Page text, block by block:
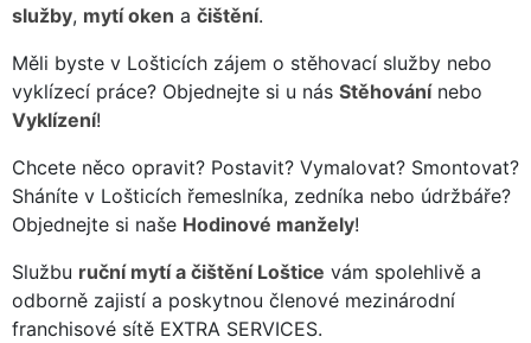
služby, mytí oken a čištění.
Měli byste v Lošticích zájem o stěhovací služby nebo
vyklízecí práce? Objednejte si u nás Stěhovánínebo
Vyklízení!
Chcete něco opravit? Postavit? Vymalovat? Smontovat?
Sháníte v Lošticích řemeslníka, zedníka nebo údržbáře?
Objednejte si naše Hodinové manžely!
Službu ruční mytí a čištění Loštice vám spolehlivě a
odborně zajistí a poskytnou členové mezinárodní
franchisové sítě EXTRA SERVICES.